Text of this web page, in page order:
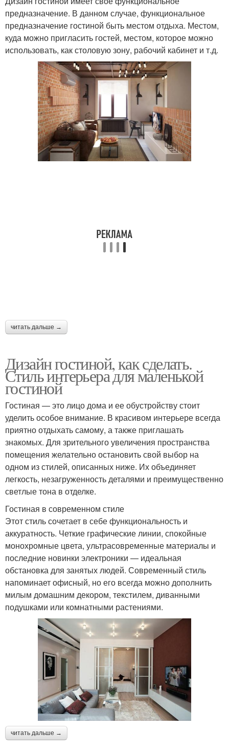
предназначение. В данном случае, функциональное
предназначение гостиной быть местом отдыха. Местом,
куда можно пригласить гостей, местом, которое можно
использовать, как столовую зону, рабочий кабинет и т.д.
читать дальше →
Дизайн гостиной, как сделать.
Стиль интерьера для маленькой
гостиной
Гостиная — это лицо дома и ее обустройству стоит
уделить особое внимание. В красивом интерьере всегда
приятно отдыхать самому, а также приглашать
знакомых. Для зрительного увеличения пространства
помещения желательно остановить свой выбор на
одном из стилей, описанных ниже. Их объединяет
легкость, незагруженность деталями и преимущественно
светлые тона в отделке.
Гостиная в современном стиле
Этот стиль сочетает в себе функциональность и
аккуратность. Четкие графические линии, спокойные
монохромные цвета, ультрасовременные материалы и
последние новинки электроники — идеальная
обстановка для занятых людей. Современный стиль
напоминает офисный, но его всегда можно дополнить
милым домашним декором, текстилем, диванными
подушками или комнатными растениями.
читать дальше →